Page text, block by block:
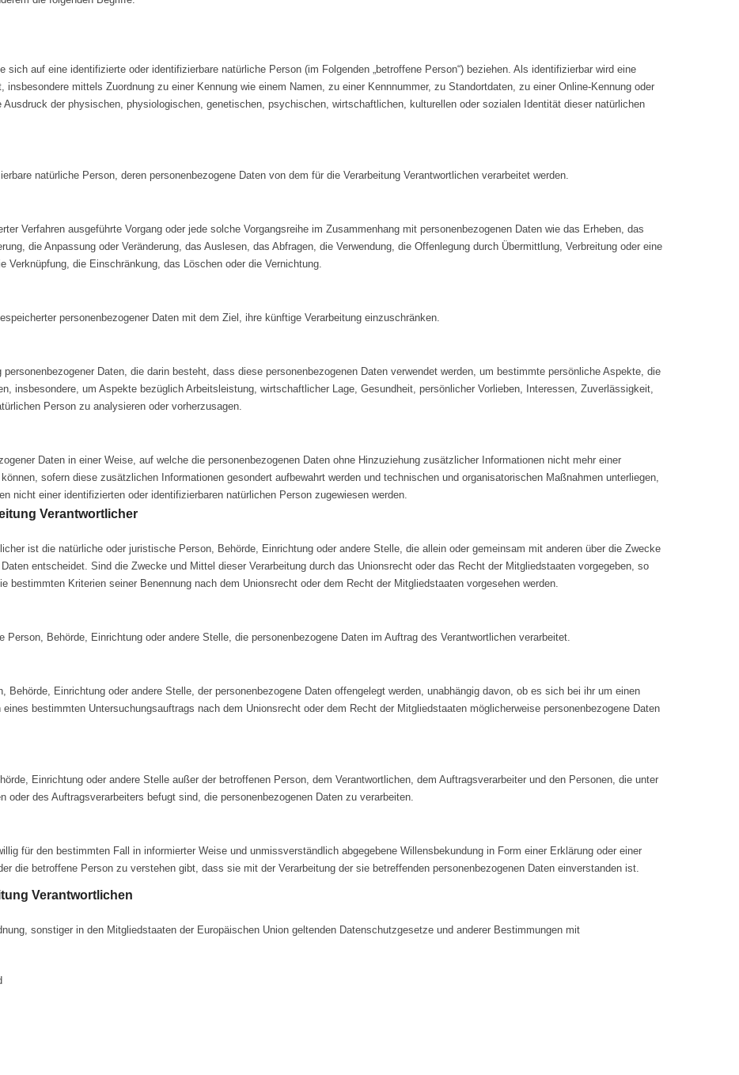
sich auf eine identifizierte oder identifizierbare natürliche Person (im Folgenden „betroffene Person“) beziehen. Als identifizierbar wird eine
mittels Zuordnung zu einer Kennung wie einem Namen, zu einer Kennnummer, zu Standortdaten, zu einer Online-Kennung oder
der physischen, physiologischen, genetischen, psychischen, wirtschaftlichen, kulturellen oder sozialen Identität dieser natürlichen
natürliche Person, deren personenbezogene Daten von dem für die Verarbeitung Verantwortlichen verarbeitet werden.
Verfahren ausgeführte Vorgang oder jede solche Vorgangsreihe im Zusammenhang mit personenbezogenen Daten wie das Erheben, das
die Anpassung oder Veränderung, das Auslesen, das Abfragen, die Verwendung, die Offenlegung durch Übermittlung, Verbreitung oder eine
Verknüpfung, die Einschränkung, das Löschen oder die Vernichtung.
personenbezogener Daten mit dem Ziel, ihre künftige Verarbeitung einzuschränken.
Daten, die darin besteht, dass diese personenbezogenen Daten verwendet werden, um bestimmte persönliche Aspekte, die
insbesondere, um Aspekte bezüglich Arbeitsleistung, wirtschaftlicher Lage, Gesundheit, persönlicher Vorlieben, Interessen, Zuverlässigkeit,
Person zu analysieren oder vorherzusagen.
Daten in einer Weise, auf welche die personenbezogenen Daten ohne Hinzuziehung zusätzlicher Informationen nicht mehr einer
sofern diese zusätzlichen Informationen gesondert aufbewahrt werden und technischen und organisatorischen Maßnahmen unterliegen,
nicht einer identifizierten oder identifizierbaren natürlichen Person zugewiesen werden.
Verantwortlicher
ist die natürliche oder juristische Person, Behörde, Einrichtung oder andere Stelle, die allein oder gemeinsam mit anderen über die Zwecke
entscheidet. Sind die Zwecke und Mittel dieser Verarbeitung durch das Unionsrecht oder das Recht der Mitgliedstaaten vorgegeben, so
bestimmten Kriterien seiner Benennung nach dem Unionsrecht oder dem Recht der Mitgliedstaaten vorgesehen werden.
Behörde, Einrichtung oder andere Stelle, die personenbezogene Daten im Auftrag des Verantwortlichen verarbeitet.
Behörde, Einrichtung oder andere Stelle, der personenbezogene Daten offengelegt werden, unabhängig davon, ob es sich bei ihr um einen
bestimmten Untersuchungsauftrags nach dem Unionsrecht oder dem Recht der Mitgliedstaaten möglicherweise personenbezogene Daten
Einrichtung oder andere Stelle außer der betroffenen Person, dem Verantwortlichen, dem Auftragsverarbeiter und den Personen, die unter
oder des Auftragsverarbeiters befugt sind, die personenbezogenen Daten zu verarbeiten.
für den bestimmten Fall in informierter Weise und unmissverständlich abgegebene Willensbekundung in Form einer Erklärung oder einer
die betroffene Person zu verstehen gibt, dass sie mit der Verarbeitung der sie betreffenden personenbezogenen Daten einverstanden ist.
Verantwortlichen
sonstiger in den Mitgliedstaaten der Europäischen Union geltenden Datenschutzgesetze und anderer Bestimmungen mit